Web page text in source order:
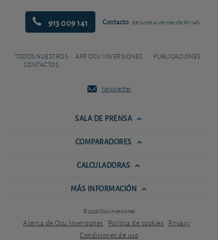
913 009 141 Contacto de lunes a viernes de 9h-14h
TODOS NUESTROS
CONTACTOS
APP OCU INVERSIONES PUBLICACIONES
Newsletter
SALA DE PRENSA
COMPARADORES
CALCULADORAS
MÁS INFORMACIÓN
© 2026 Ocu Inversiones
Acerca de Ocu Inversiones Política de cookies Privacy
Condiciones de uso